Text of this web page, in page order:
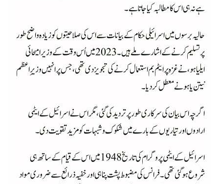
ہے نہ ہی اس کا مطالبہ کیا جاتا ہے۔
حالیہ برسوں میں اسرائیلی حکام کے بیانات سے اس کی صلاحیتوں کو زیادہ واضح طور
پر تسلیم کرنے کے اشارے ملے ہیں۔ 2023 میں اُس وقت کے وزیرامیحائی
ایلیاہو، نے غزہ پر ایٹم بم استعمال کرنے کی تجویز دی تھی، جس پر انہیں وزیرِاعظم
نیتن یاہو نے معطل کر دیا۔
اگرچہ اس بیان کی سرکاری طور پر تردید کی گئی، مگر اس نے اسرائیل کے ایٹمی
ارادوں اور تیاریوں کے بارے میں شکوک و شبہات کو مزید تقویت دی۔
اسرائیل کے ایٹمی پروگرام کی تاریخ 1948 میں اس کے قیام کے ساتھ ہی
شروع ہوگئی تھی۔ فرانس کی مضبوط پشت پناہی اور خفیہ ذرائع سے ضروری مواد